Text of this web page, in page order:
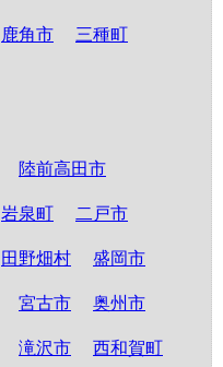
鹿角市 三種町
陸前高田市
岩泉町 二戸市
田野畑村 盛岡市
宮古市 奥州市
滝沢市 西和賀町